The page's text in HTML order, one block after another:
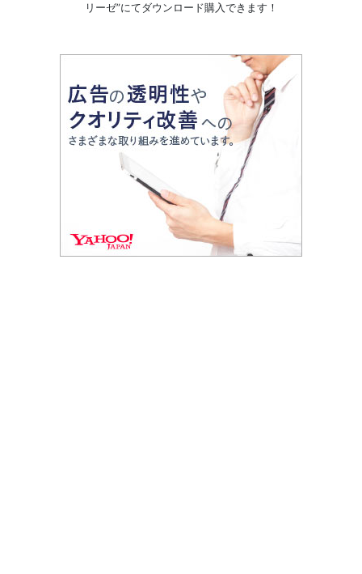
リーゼ”にてダウンロード購入できます！